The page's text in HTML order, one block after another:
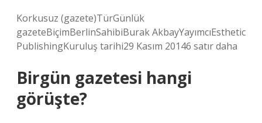
Korkusuz (gazete)TürGünlük
gazeteBiçimBerlinSahibiBurak AkbayYayımcıEsthetic
PublishingKuruluş tarihi29 Kasım 20146 satır daha
Birgün gazetesi hangi
görüşte?